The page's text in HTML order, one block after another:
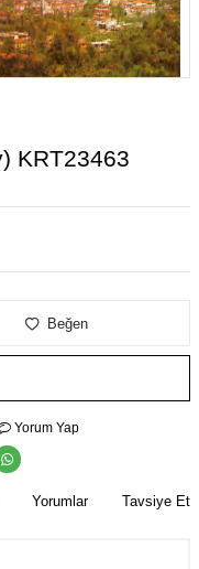
KRT23463
Beğen
Yorum Yap
Yorumlar Tavsiye Et